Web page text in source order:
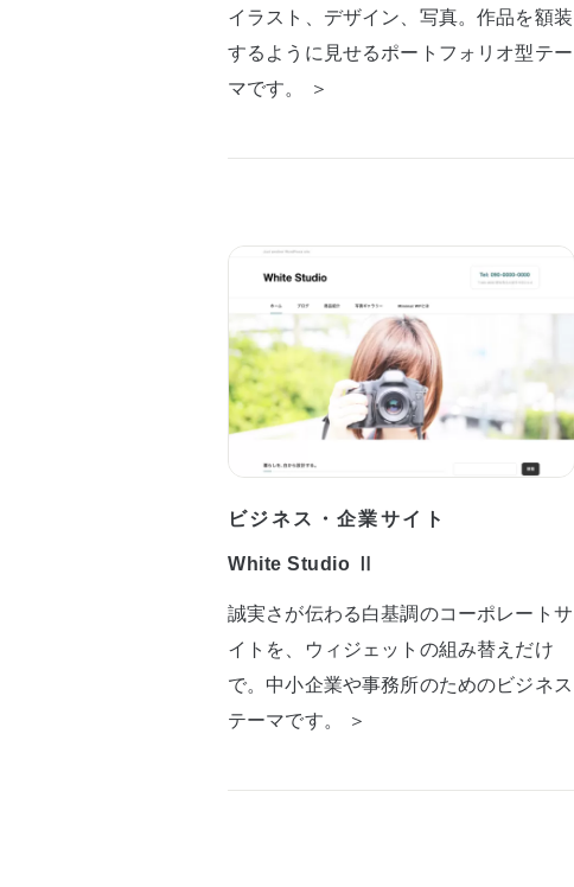
イラスト、デザイン、写真。作品を額装
するように見せるポートフォリオ型テー
マです。 ＞
ビジネス・企業サイト
White Studio Ⅱ
誠実さが伝わる白基調のコーポレートサ
イトを、ウィジェットの組み替えだけ
で。中小企業や事務所のためのビジネス
テーマです。 ＞